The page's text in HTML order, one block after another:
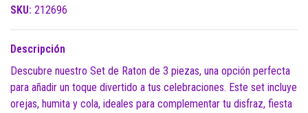
SKU: 212696
Descripción
Descubre nuestro Set de Raton de 3 piezas, una opción perfecta
para añadir un toque divertido a tus celebraciones. Este set incluye
orejas, humita y cola, ideales para complementar tu disfraz, fiesta